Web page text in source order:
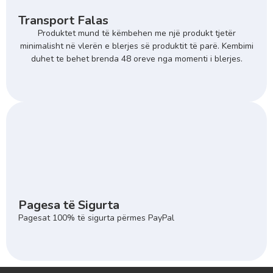
Transport Falas
Produktet mund të këmbehen me një produkt tjetër
minimalisht në vlerën e blerjes së produktit të parë. Kembimi
duhet te behet brenda 48 oreve nga momenti i blerjes.
Pagesa të Sigurta
Pagesat 100% të sigurta përmes PayPal